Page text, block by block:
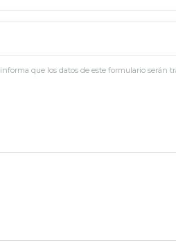
informa que los datos de este formulario serán